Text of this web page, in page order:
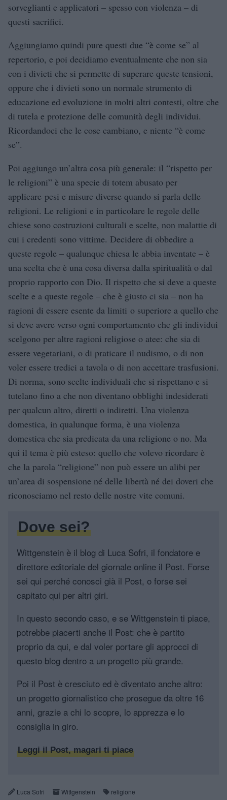
sorveglianti e applicatori – spesso con violenza – di
questi sacrifici.
Aggiungiamo quindi pure questi due “è come se” al
repertorio, e poi decidiamo eventualmente che non sia
con i divieti che si permette di superare queste tensioni,
oppure che i divieti sono un normale strumento di
educazione ed evoluzione in molti altri contesti, oltre che
di tutela e protezione delle comunità degli individui.
Ricordandoci che le cose cambiano, e niente “è come
se”.
Poi aggiungo un’altra cosa più generale: il “rispetto per
le religioni” è una specie di totem abusato per
applicare pesi e misure diverse quando si parla delle
religioni. Le religioni e in particolare le regole delle
chiese sono costruzioni culturali e scelte, non malattie di
cui i credenti sono vittime. Decidere di obbedire a
queste regole – qualunque chiesa le abbia inventate – è
una scelta che è una cosa diversa dalla spiritualità o dal
proprio rapporto con Dio. Il rispetto che si deve a queste
scelte e a queste regole – che è giusto ci sia – non ha
ragioni di essere esente da limiti o superiore a quello che
si deve avere verso ogni comportamento che gli individui
scelgono per altre ragioni religiose o atee: che sia di
essere vegetariani, o di praticare il nudismo, o di non
voler essere tredici a tavola o di non accettare trasfusioni.
Di norma, sono scelte individuali che si rispettano e si
tutelano fino a che non diventano obblighi indesiderati
per qualcun altro, diretti o indiretti. Una violenza
domestica, in qualunque forma, è una violenza
domestica che sia predicata da una religione o no. Ma
qui il tema è più esteso: quello che volevo ricordare è
che la parola “religione” non può essere un alibi per
un’area di sospensione né delle libertà né dei doveri che
riconosciamo nel resto delle nostre vite comuni.
Dove sei?
Wittgenstein è il blog di Luca Sofri, il fondatore e
direttore editoriale del giornale online il Post. Forse
sei qui perché conosci già il Post, o forse sei
capitato qui per altri giri.
In questo secondo caso, e se Wittgenstein ti piace,
potrebbe piacerti anche il Post: che è partito
proprio da qui, e dal voler portare gli approcci di
questo blog dentro a un progetto più grande.
Poi il Post è cresciuto ed è diventato anche altro:
un progetto giornalistico che prosegue da oltre 16
anni, grazie a chi lo scopre, lo apprezza e lo
consiglia in giro.
Leggi il Post, magari ti piace
Luca Sofri Wittgenstein religione